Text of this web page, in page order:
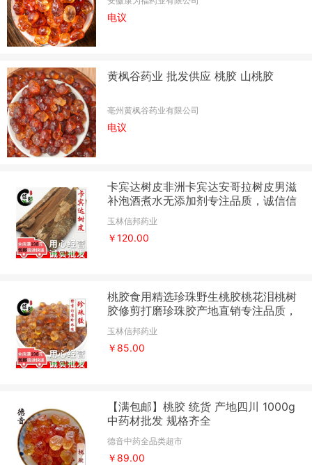
电议
黄枫谷药业 批发供应 桃胶 山桃胶
亳州黄枫谷药业有限公司
电议
卡宾达树皮非洲卡宾达安哥拉树皮男滋
补泡酒煮水无添加剂专注品质，诚信信
邦！
玉林信邦药业
￥120.00
桃胶食用精选珍珠野生桃胶桃花泪桃树
胶修剪打磨珍珠胶产地直销专注品质，
诚信信邦！
玉林信邦药业
￥85.00
【满包邮】桃胶 统货 产地四川 1000g
中药材批发 规格齐全
德音中药全品类超市
￥89.00